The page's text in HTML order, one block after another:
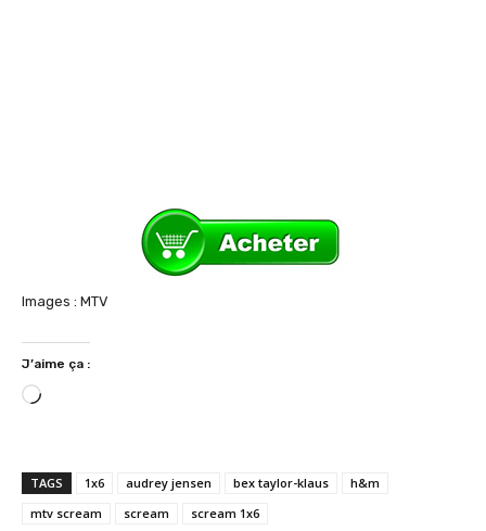
Images : MTV
J’aime ça :
C
r
g
e
TAGS 1x6 audrey jensen bex taylor-klaus
h&m
mtv scream
scream scream 1x6